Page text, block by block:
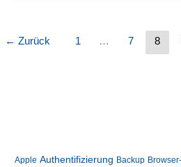
Probleme
← Zurück 1 … 7 8
Apple Authentifizierung Backup